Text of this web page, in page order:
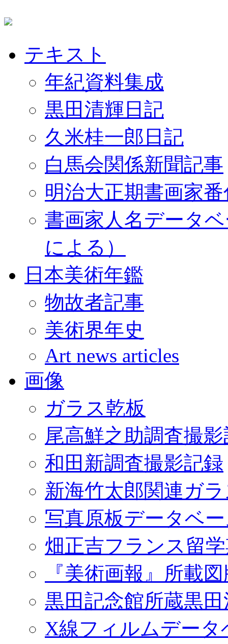
テキスト
年紀資料集成
黒田清輝日記
久米桂一郎日記
白馬会関係新聞記事
明治大正期書画家
書画家人名データ
による）
日本美術年鑑
物故者記事
美術界年史
Art news articles
画像
ガラス乾板
尾高鮮之助調査撮
和田新調査撮影記録
新海竹太郎関連ガ
写真原板データベ
畑正吉フランス留
『美術画報』所載
黒田記念館所蔵黒
X線フィルムデータ